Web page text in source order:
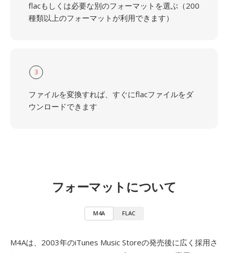
flacもしくは必要な別のフォーマットを選ぶ（200
種類以上のフォーマットが利用できます）
3
ファイルを変換すれば、すぐにflacファイルをダ
ウンロードできます
フォーマットについて
M4A FLAC
M4Aは、2003年のiTunes Music Storeの発売後に広く採用さ